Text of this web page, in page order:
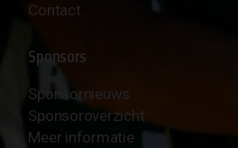
Contact
Sponsors
Sponsornieuws
Sponsoroverzicht
Meer informatie